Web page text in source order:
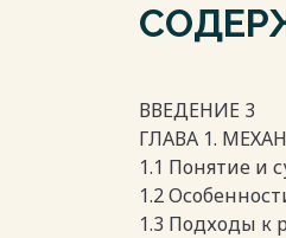
ВВЕДЕНИЕ 3
ГЛАВА 1.
1.1 Понятие и
1.2
1.3 Подходы к